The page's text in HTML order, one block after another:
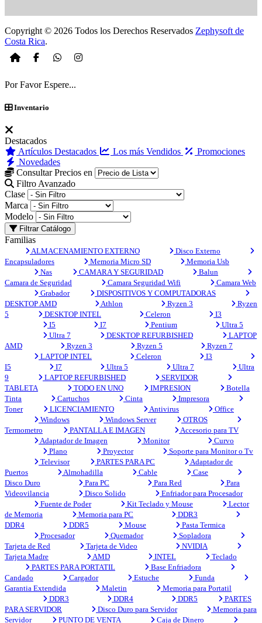
Copyright © 2026 Todos los Derechos Reservados Zephysoft de
Costa Rica.
Por Favor Espere...
Inventario
Destacados
Artículos Destacados
Los más Vendidos
Promociones
Novedades
Consultar Precios en
Filtro Avanzado
Clase
Marca
Modelo
Filtrar Catálogo
Familias
ALMACENAMIENTO EXTERNO
Disco Externo
Encapsuladores
Memoria Micro SD
Memoria Usb
Nas
CAMARA Y SEGURIDAD
Balun
Camara de Seguridad
Camara Seguridad Wifi
Camara Web
Grabador
DISPOSITIVOS Y COMPUTADORAS
DESKTOP AMD
Athlon Ryzen 3
Ryzen
5
DESKTOP INTEL Celeron
I3
I5
I7 Pentium
Ultra 5
Ultra 7
DESKTOP REFURBISHED
LAPTOP
AMD
Ryzen 3 Ryzen 5
Ryzen 7
LAPTOP INTEL
Celeron
I3
I5
I7 Ultra 5 Ultra 7
Ultra
9
LAPTOP REFURBISHED
SERVIDOR
TABLETA
TODO EN UNO IMPRESION
Botella
Tinta
Cartuchos Cinta
Impresora
Toner
LICENCIAMIENTO Antivirus
Office
Windows
Windows Server
OTROS
Termometro
PANTALLA E IMAGEN
Accesorio para TV
Adaptador de Imagen
Monitor
Curvo
Plano
Proyector
Soporte para Monitor o Tv
Televisor
PARTES PARA PC
Adaptador de
Puertos
Almohadilla Cable
Case
Disco Duro
Para PC Para Red
Para
Videovilancia
Disco Solido
Enfriador para Procesador
Fuente de Poder
Kit Teclado y Mouse
Lector
de Memoria
Memoria para PC
DDR3
DDR4
DDR5 Mouse
Pasta Termica
Procesador
Quemador
Sopladora
Tarjeta de Red
Tarjeta de Video
NVIDIA
Tarjeta Madre
AMD INTEL
Teclado
PARTES PARA PORTATIL
Base Enfriadora
Candado
Cargador Estuche
Funda
Garantia Extendida
Maletin
Memoria para Portatil
DDR3
DDR4 DDR5
PARTES
PARA SERVIDOR
Disco Duro para Servidor
Memoria para
Servidor
PUNTO DE VENTA Caja de Dinero